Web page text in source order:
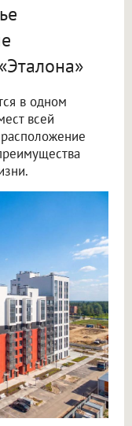
в одном
всей